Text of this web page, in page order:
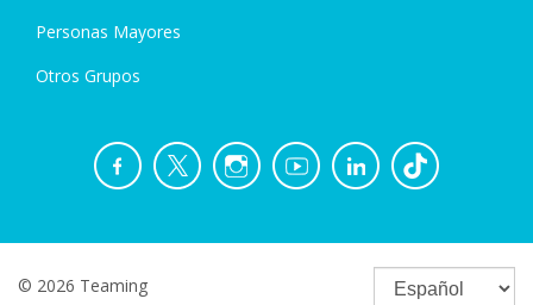
Personas Mayores
Otros Grupos
© 2026 Teaming